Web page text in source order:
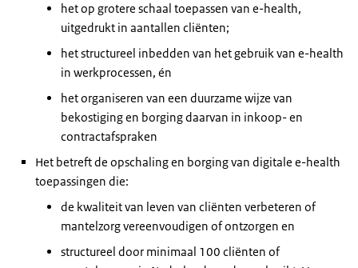
het op grotere schaal toepassen van e-health,
uitgedrukt in aantallen cliënten;
het structureel inbedden van het gebruik van e-health
in werkprocessen, én
het organiseren van een duurzame wijze van
bekostiging en borging daarvan in inkoop- en
contractafspraken
Het betreft de opschaling en borging van digitale e-health
toepassingen die:
de kwaliteit van leven van cliënten verbeteren of
mantelzorg vereenvoudigen of ontzorgen en
structureel door minimaal 100 cliënten of